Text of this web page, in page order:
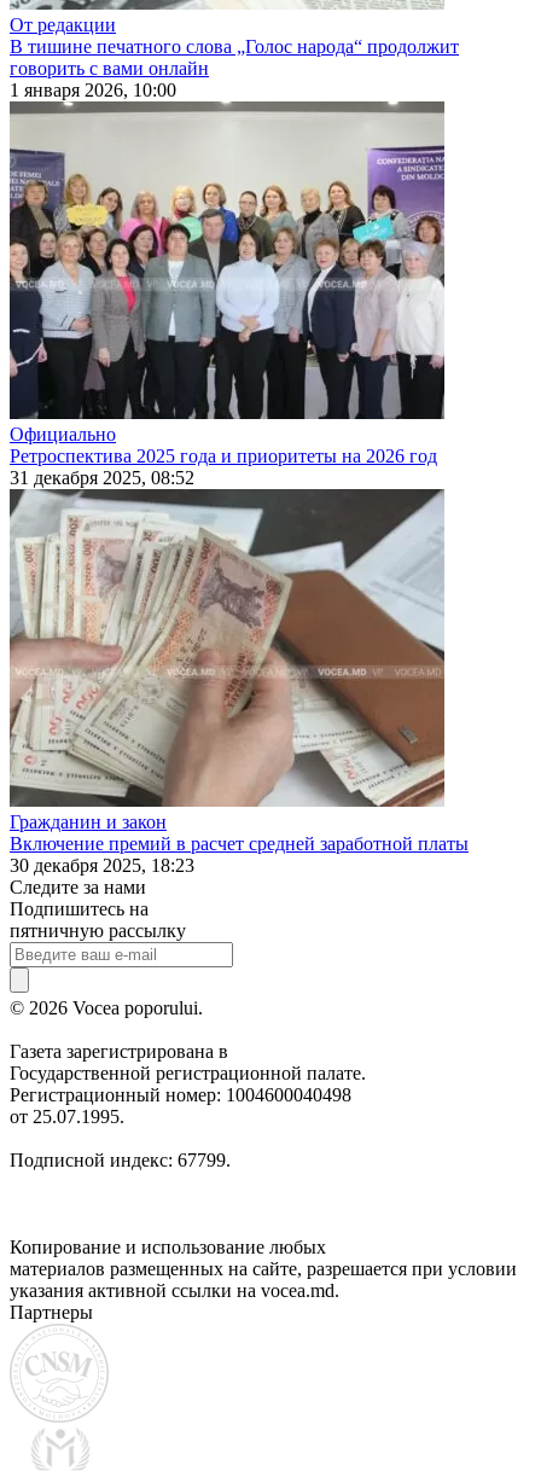
От редакции
В тишине печатного слова „Голос народа“ продолжит
говорить с вами онлайн
1 января 2026, 10:00
Официально
Ретроспектива 2025 года и приоритеты на 2026 год
31 декабря 2025, 08:52
Гражданин и закон
Включение премий в расчет средней заработной платы
30 декабря 2025, 18:23
Следите за нами
Подпишитесь на
пятничную рассылку
© 2026 Vocea poporului.
Газета зарегистрирована в
Государственной регистрационной палате.
Регистрационный номер: 1004600040498
от 25.07.1995.
Подписной индекс: 67799.
Копирование и использование любых
материалов размещенных на сайте, разрешается при условии
указания активной ссылки на vocea.md.
Партнеры